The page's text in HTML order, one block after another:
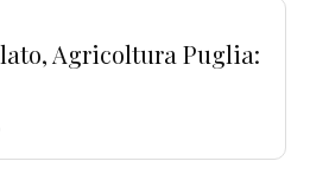
Agricoltura Puglia: